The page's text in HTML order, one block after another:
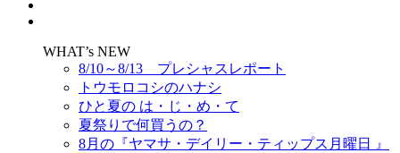
WHAT’s NEW
8/10～8/13 プレシャスレポート
トウモロコシのハナシ
ひと夏の は・じ・め・て
夏祭りで何買うの？
8月の『ヤマサ・デイリー・ティップス月曜日 』